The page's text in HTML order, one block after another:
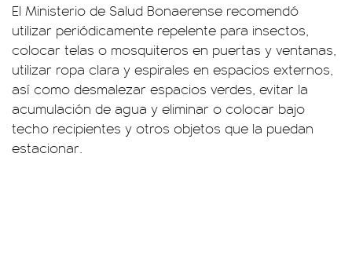
El Ministerio de Salud Bonaerense recomendó
utilizar periódicamente repelente para insectos,
colocar telas o mosquiteros en puertas y ventanas,
utilizar ropa clara y espirales en espacios externos,
así como desmalezar espacios verdes, evitar la
acumulación de agua y eliminar o colocar bajo
techo recipientes y otros objetos que la puedan
estacionar.